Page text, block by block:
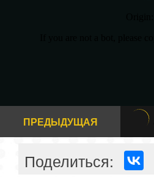
ПРЕДЫДУЩАЯ
Поделиться: